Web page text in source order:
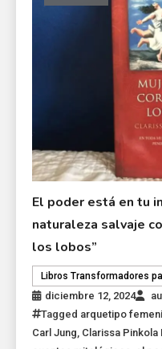
El poder está en tu
naturaleza salvaje
los lobos”
Libros Transformadores
diciembre 12, 2024
Tagged arquetipo
Carl Jung, Clarissa Pinkola